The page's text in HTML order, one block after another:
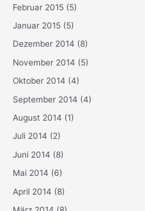
Februar 2015 (5)
Januar 2015 (5)
Dezember 2014 (8)
November 2014 (5)
Oktober 2014 (4)
September 2014 (4)
August 2014 (1)
Juli 2014 (2)
Juni 2014 (8)
Mai 2014 (6)
April 2014 (8)